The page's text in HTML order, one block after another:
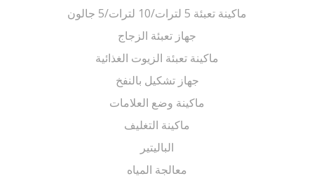
ماكينة تعبئة 5 لترات/10 لترات/5 جالون
جهاز تعبئة الزجاج
ماكينة تعبئة الزيوت الغذائية
جهاز تشكيل بالنفخ
ماكينة وضع العلامات
ماكينة التغليف
الباليتير
معالجة المياه